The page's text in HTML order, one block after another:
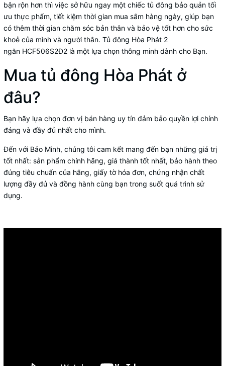
bận rộn hơn thì việc sở hữu ngay một chiếc tủ đông bảo quản tối
ưu thực phẩm, tiết kiệm thời gian mua sắm hàng ngày, giúp bạn
có thêm thời gian chăm sóc bản thân và bảo vệ tốt hơn cho sức
khoẻ của mình và người thân. Tủ đông Hòa Phát 2
ngăn HCF506S2Ð2 là một lựa chọn thông minh dành cho Bạn.
Mua tủ đông Hòa Phát ở
đâu?
Bạn hãy lựa chọn đơn vị bán hàng uy tín đảm bảo quyền lợi chính
đáng và đầy đủ nhất cho mình.
Đến với Bảo Minh, chúng tôi cam kết mang đến bạn những giá trị
tốt nhất: sản phẩm chính hãng, giá thành tốt nhất, bảo hành theo
đúng tiêu chuẩn của hãng, giấy tờ hóa đơn, chứng nhận chất
lượng đầy đủ và đồng hành cùng bạn trong suốt quá trình sử
dụng.